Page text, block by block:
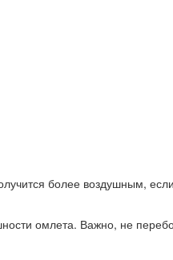
более воздушным,
омлета. Важно, не